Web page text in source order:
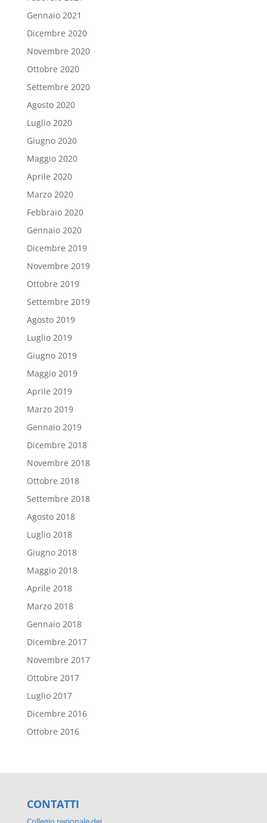
Gennaio 2021
Dicembre 2020
Novembre 2020
Ottobre 2020
Settembre 2020
Agosto 2020
Luglio 2020
Giugno 2020
Maggio 2020
Aprile 2020
Marzo 2020
Febbraio 2020
Gennaio 2020
Dicembre 2019
Novembre 2019
Ottobre 2019
Settembre 2019
Agosto 2019
Luglio 2019
Giugno 2019
Maggio 2019
Aprile 2019
Marzo 2019
Gennaio 2019
Dicembre 2018
Novembre 2018
Ottobre 2018
Settembre 2018
Agosto 2018
Luglio 2018
Giugno 2018
Maggio 2018
Aprile 2018
Marzo 2018
Gennaio 2018
Dicembre 2017
Novembre 2017
Ottobre 2017
Luglio 2017
Dicembre 2016
Ottobre 2016
CONTATTI